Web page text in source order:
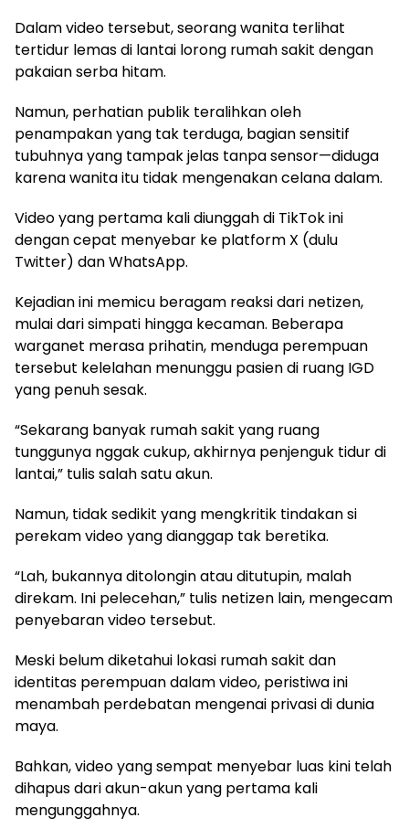
Dalam video tersebut, seorang wanita terlihat
tertidur lemas di lantai lorong rumah sakit dengan
pakaian serba hitam.
Namun, perhatian publik teralihkan oleh
penampakan yang tak terduga, bagian sensitif
tubuhnya yang tampak jelas tanpa sensor—diduga
karena wanita itu tidak mengenakan celana dalam.
Video yang pertama kali diunggah di TikTok ini
dengan cepat menyebar ke platform X (dulu
Twitter) dan WhatsApp.
Kejadian ini memicu beragam reaksi dari netizen,
mulai dari simpati hingga kecaman. Beberapa
warganet merasa prihatin, menduga perempuan
tersebut kelelahan menunggu pasien di ruang IGD
yang penuh sesak.
“Sekarang banyak rumah sakit yang ruang
tunggunya nggak cukup, akhirnya penjenguk tidur di
lantai,” tulis salah satu akun.
Namun, tidak sedikit yang mengkritik tindakan si
perekam video yang dianggap tak beretika.
“Lah, bukannya ditolongin atau ditutupin, malah
direkam. Ini pelecehan,” tulis netizen lain, mengecam
penyebaran video tersebut.
Meski belum diketahui lokasi rumah sakit dan
identitas perempuan dalam video, peristiwa ini
menambah perdebatan mengenai privasi di dunia
maya.
Bahkan, video yang sempat menyebar luas kini telah
dihapus dari akun-akun yang pertama kali
mengunggahnya.